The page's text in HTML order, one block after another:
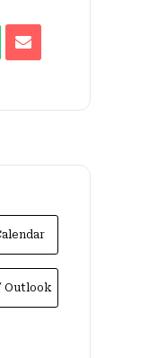
Outlook